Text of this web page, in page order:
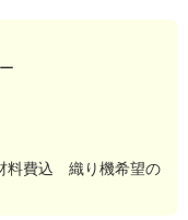
料費込 織り機希望の